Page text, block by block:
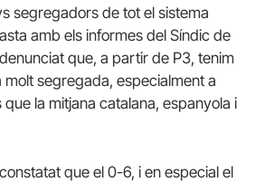
segregadors de tot el sistema
amb els informes del Síndic de
que, a partir de P3, tenim
segregada, especialment a
que la mitjana catalana, espanyola i
que el 0-6, i en especial el